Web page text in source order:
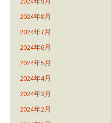
2024年8月
2024年7月
2024年6月
2024年5月
2024年4月
2024年3月
2024年2月